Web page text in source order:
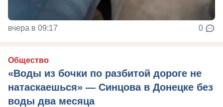
вчера в 09:17 0
Общество
«Воды из бочки по разбитой дороге не
натаскаешься» — Синцова в Донецке без
воды два месяца